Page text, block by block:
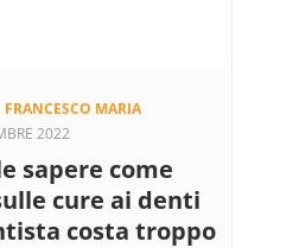
FRANCESCO MARIA
2022
sapere come
cure ai denti
costa troppo